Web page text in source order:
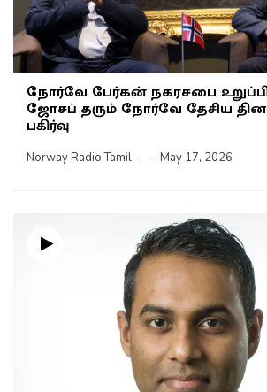
நோர்வே பேர்கன் நகரசபை
ஜோசப் தரும் நோர்வே தேசிய
பகிர்வு
Norway Radio Tamil May 17, 2026